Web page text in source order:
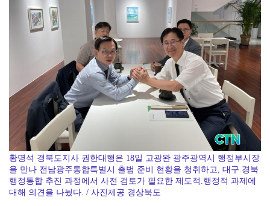
'실전 같은 훈련 준비'… 보령시, 을지연습 준비상황 …
천안동남소방서, 물놀이 안전사고 예방 강화…"구명조끼
황명석 경북도지사 권한대행은 18일 고광완 광주광역시 행정부시장
을 만나 전남광주통합특별시 출범 준비 현황을 청취하고, 대구.경북
행정통합 추진 과정에서 사전 검토가 필요한 제도적.행정적 과제에
대해 의견을 나눴다. / 사진제공 경상북도